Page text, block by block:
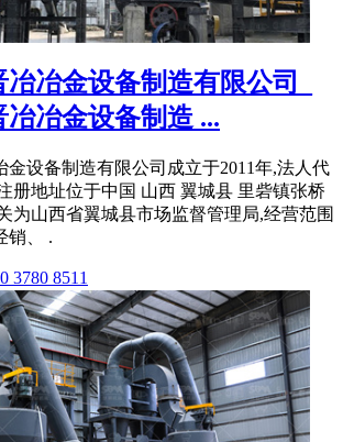
冶金设备制造有限公司_
冶冶金设备制造 ...
金设备制造有限公司成立于2011年,法人代
册地址位于中国 山西 翼城县 里砦镇张桥
为山西省翼城县市场监督管理局,经营范围
销、 .
3780 8511